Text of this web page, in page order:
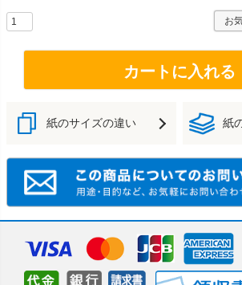
お
カートに入れる
紙のサイズの違い 紙